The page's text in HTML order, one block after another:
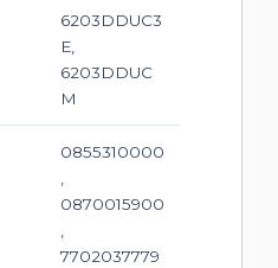
6203DDUC3
E,
6203DDUC
M
0855310000
0870015900
7702037779